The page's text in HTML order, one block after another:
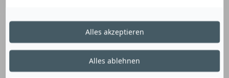
Benzoic Acid
Dieser aromatische Derivat ist ein
Konservierungsstoff. Es schützt das Produkt
Alles ablehnen
Alles akzeptieren